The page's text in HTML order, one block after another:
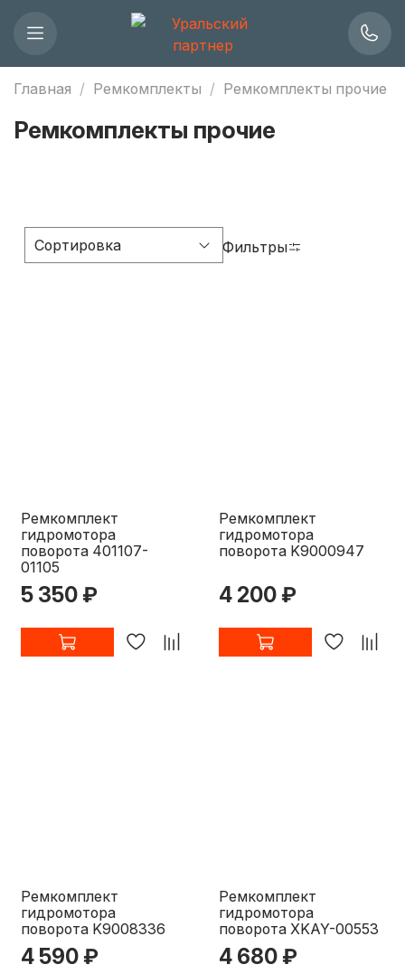
Главная Ремкомплекты Ремкомплекты прочие
Ремкомплекты прочие
Ремкомплект
гидромотора
поворота 401107-
01105
5 350 ₽
Ремкомплект
гидромотора
поворота K9000947
4 200 ₽
Ремкомплект
гидромотора
поворота K9008336
4 590 ₽
Ремкомплект
гидромотора
поворота XKAY-00553
4 680 ₽
Фильтры